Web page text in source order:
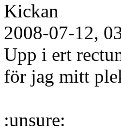
Kickan
2008-07-12,
Upp i ert
för jag mitt
:unsure: